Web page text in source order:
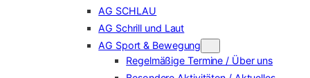
AG SCHLAU
AG Schrill und Laut
AG Sport & Bewegung
Regelmäßige Termine / Über uns